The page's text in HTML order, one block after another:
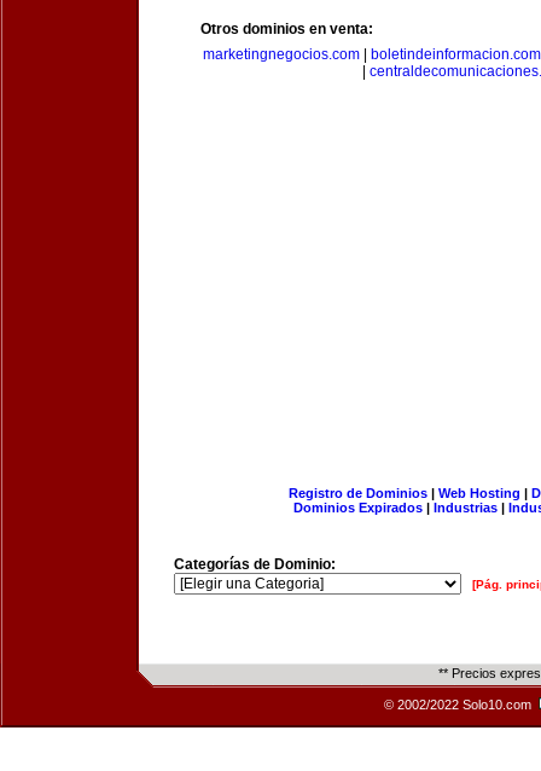
Otros dominios en venta:
marketingnegocios.com
boletindeinformacion.com
Registro de Dominios| Web Hosting |
Dominios Expirados | Industrias |
Categorías de Dominio:
[Pág.
** Precios
© 2002/2022 Solo10.com